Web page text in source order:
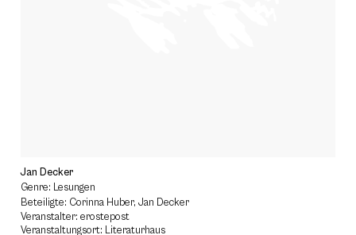
Jan Decker
Genre: Lesungen
Beteiligte: Corinna Huber, Jan Decker
Veranstalter: erostepost
Veranstaltungsort: Literaturhaus